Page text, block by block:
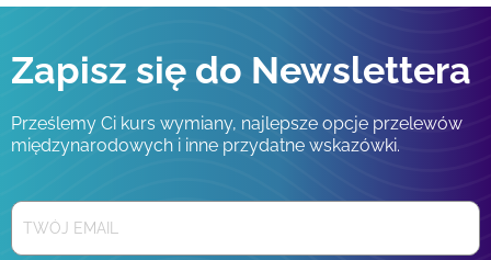
Zapisz się do Newslettera
Prześlemy Ci kurs wymiany, najlepsze opcje przelewów
międzynarodowych i inne przydatne wskazówki.